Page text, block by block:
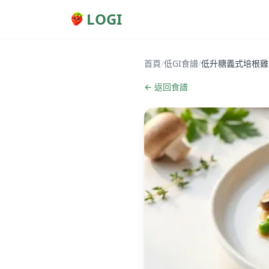
LOGI
首頁/低GI食譜/低升糖義式培根
← 返回食譜